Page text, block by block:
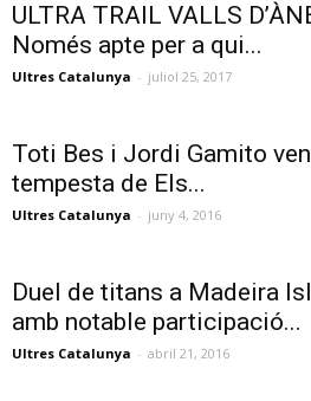
ULTRA TRAIL VALLS
Només apte per a qui...
Ultres Catalunya - juliol 25, 2017
Toti Bes i Jordi Gamito
tempesta de Els...
Ultres Catalunya - juny 4, 2016
Duel de titans a Madeira
amb notable participació...
Ultres Catalunya - abril 21, 2016